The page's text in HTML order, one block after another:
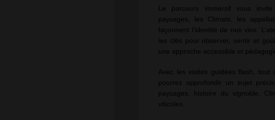
Le parcours immersif vous
paysages, les Climats, les
façonnent l’identité de nos vins.
les clés pour observer, sentir et
une approche accessible et
Avec les visites guidées flash, tout
pourrez approfondir un sujet
paysages, histoire du vignoble,
viticoles.